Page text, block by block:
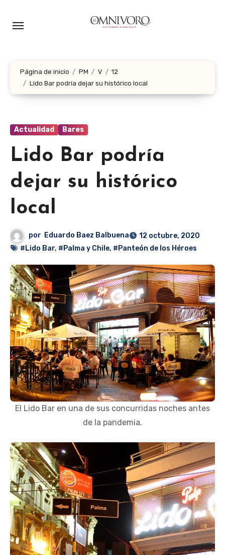
Página de inicio PM V
12
Lido Bar podría dejar su histórico local
Actualidad Bares
Lido Bar podría
dejar su histórico
local
por Eduardo Baez Balbuena
12 octubre, 2020
#Lido Bar, #Palma y Chile, #Panteón de los Héroes
El Lido Bar en una de sus concurridas noches antes
de la pandemia.